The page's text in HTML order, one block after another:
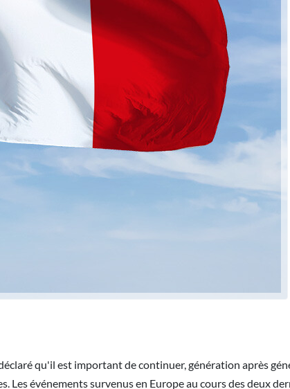
qu'il est important de continuer, génération après
Les événements survenus en Europe au cours des deux